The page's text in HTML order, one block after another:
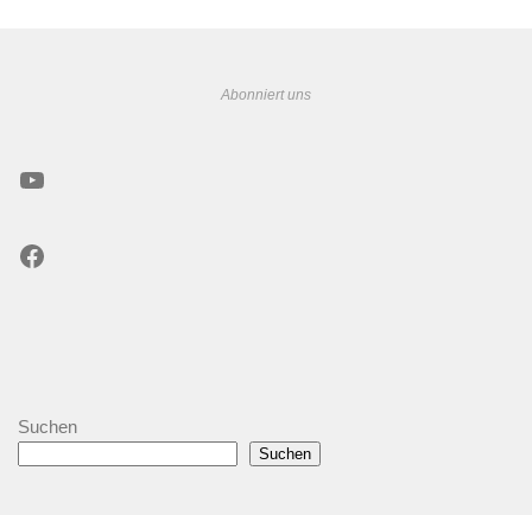
Abonniert uns
YouTube
Facebook
Suchen
Suchen